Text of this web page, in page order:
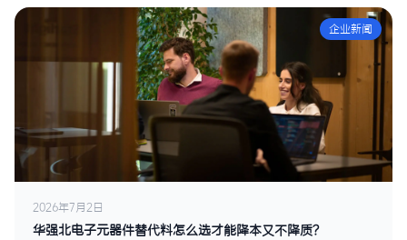
企业新闻
2026年7月2日
华强北电子元器件替代料怎么选才能降本又不降质？